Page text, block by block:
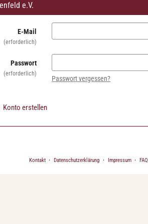
e.V.
E-Mail
erforderlich
Passwort
erforderlich
Passwort vergessen?
Konto erstellen
Kontakt Datenschutzerklärung Impressum FAQ